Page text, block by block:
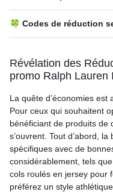
🍀 Codes de réduction
Révélation des
promo Ralph Lauren
La quête d’économies est
Pour ceux qui souhaitent
bénéficiant de produits de
s’ouvrent. Tout d’abord,
spécifiques avec de
considérablement, tels
cols roulés en jersey pour
préférez un style